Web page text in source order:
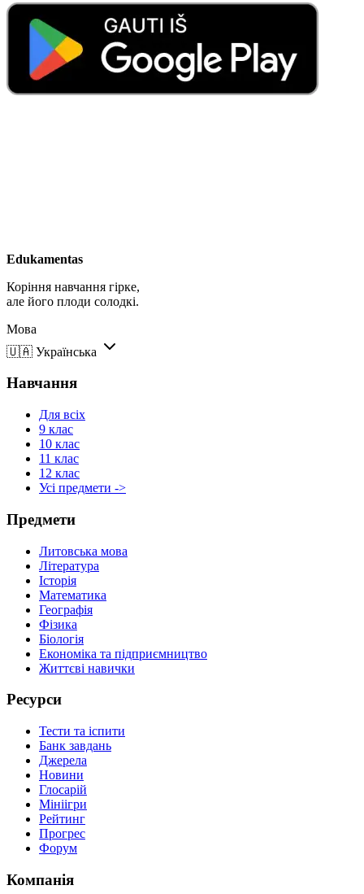
Edukamentas
Коріння навчання гірке,
але його плоди солодкі.
Мова
🇺🇦 Українська
Навчання
Для всіх
9 клас
10 клас
11 клас
12 клас
Усі предмети ->
Предмети
Литовська мова
Література
Історія
Математика
Географія
Фізика
Біологія
Економіка та підприємництво
Життєві навички
Ресурси
Тести та іспити
Банк завдань
Джерела
Новини
Глосарій
Мініігри
Рейтинг
Прогрес
Форум
Компанія